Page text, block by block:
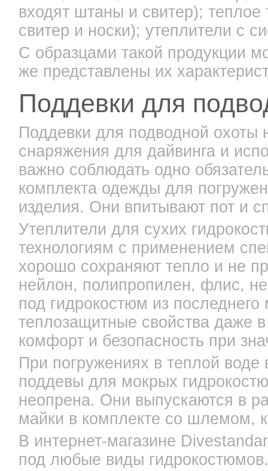
входят штаны и свитер);
свитер и носки); утеплители с
С образцами такой продукции
же представлены их
Поддевки для
Поддевки для подводной охоты
снаряжения для дайвинга и
важно соблюдать одно
комплекта одежды для
изделия. Они впитывают пот и
Утеплители для сухих
технологиям с применением
хорошо сохраняют тепло и не
нейлон, полипропилен, флис,
под гидрокостюм из
теплозащитные свойства даже
комфорт и безопасность при
При погружениях в теплой воде
поддевы для мокрых
неопрена. Они выпускаются в
майки в комплекте со шлемом,
В интернет-магазине
под любые виды